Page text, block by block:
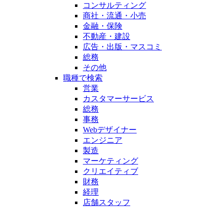
コンサルティング
商社・流通・小売
金融・保険
不動産・建設
広告・出版・マスコミ
総務
その他
職種で検索
営業
カスタマーサービス
総務
事務
Webデザイナー
エンジニア
製造
マーケティング
クリエイティブ
財務
経理
店舗スタッフ